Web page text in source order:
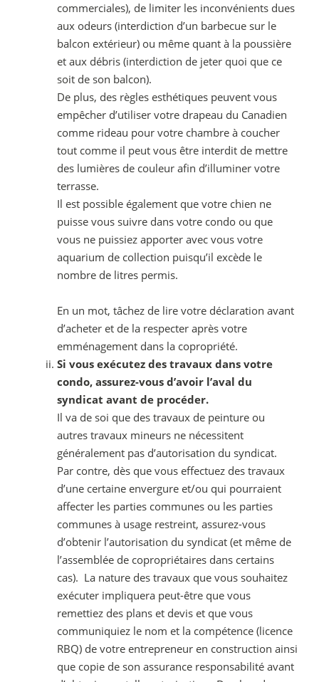
commerciales), de limiter les inconvénients dues
aux odeurs (interdiction d’un barbecue sur le
balcon extérieur) ou même quant à la poussière
et aux débris (interdiction de jeter quoi que ce
soit de son balcon).
De plus, des règles esthétiques peuvent vous
empêcher d’utiliser votre drapeau du Canadien
comme rideau pour votre chambre à coucher
tout comme il peut vous être interdit de mettre
des lumières de couleur afin d’illuminer votre
terrasse.
Il est possible également que votre chien ne
puisse vous suivre dans votre condo ou que
vous ne puissiez apporter avec vous votre
aquarium de collection puisqu’il excède le
nombre de litres permis.
En un mot, tâchez de lire votre déclaration avant
d’acheter et de la respecter après votre
emménagement dans la copropriété.
Si vous exécutez des travaux dans votre
condo, assurez-vous d’avoir l’aval du
syndicat avant de procéder.
Il va de soi que des travaux de peinture ou
autres travaux mineurs ne nécessitent
généralement pas d’autorisation du syndicat.
Par contre, dès que vous effectuez des travaux
d’une certaine envergure et/ou qui pourraient
affecter les parties communes ou les parties
communes à usage restreint, assurez-vous
d’obtenir l’autorisation du syndicat (et même de
l’assemblée de copropriétaires dans certains
cas). La nature des travaux que vous souhaitez
exécuter impliquera peut-être que vous
remettiez des plans et devis et que vous
communiquiez le nom et la compétence (licence
RBQ) de votre entrepreneur en construction ainsi
que copie de son assurance responsabilité avant